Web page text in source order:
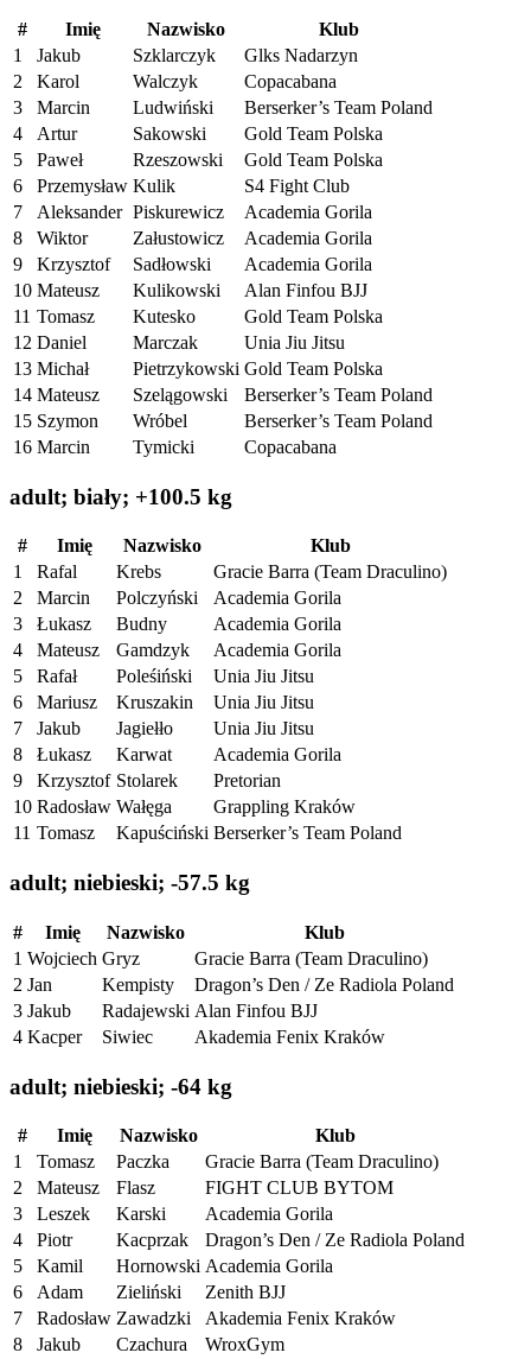
# Imię Nazwisko
Klub
1
Jakub Szklarczyk
Glks Nadarzyn
2
Karol Walczyk
Copacabana
3
Marcin Ludwiński
Berserker’s Team Poland
4
Artur Sakowski
Gold Team Polska
5
Paweł Rzeszowski
Gold Team Polska
6
Przemysław Kulik
S4 Fight Club
7
Aleksander Piskurewicz
Academia Gorila
8
Wiktor Załustowicz
Academia Gorila
9
Krzysztof Sadłowski
Academia Gorila
10 Mateusz Kulikowski
Alan Finfou BJJ
11 Tomasz Kutesko
Gold Team Polska
12 Daniel Marczak
Unia Jiu Jitsu
13 Michał Pietrzykowski Gold Team Polska
14 Mateusz Szelągowski
Berserker’s Team Poland
15 Szymon Wróbel
Berserker’s Team Poland
16 Marcin Tymicki Copacabana
adult; biały; +100.5 kg
# Imię Nazwisko
Klub
1
Rafal Krebs
Gracie Barra (Team Draculino)
2
Marcin Polczyński
Academia Gorila
3
Łukasz Budny
Academia Gorila
4
Mateusz Gamdzyk
Academia Gorila
5
Rafał Poleśiński
Unia Jiu Jitsu
6
Mariusz Kruszakin
Unia Jiu Jitsu
7
Jakub Jagiełło
Unia Jiu Jitsu
8
Łukasz Karwat
Academia Gorila
9
Krzysztof Stolarek
Pretorian
10 Radosław Wałęga
Grappling Kraków
11 Tomasz Kapuściński Berserker’s Team Poland
adult; niebieski; -57.5 kg
# Imię Nazwisko
Klub
1 Wojciech Gryz
Gracie Barra (Team Draculino)
2 Jan Kempisty
Dragon’s Den / Ze Radiola Poland
3 Jakub Radajewski Alan Finfou BJJ
4 Kacper Siwiec Akademia Fenix Kraków
adult; niebieski; -64 kg
# Imię Nazwisko
Klub
1
Tomasz Paczka
Gracie Barra (Team Draculino)
2
Mateusz Flasz
FIGHT CLUB BYTOM
3
Leszek Karski
Academia Gorila
4
Piotr Kacprzak
Dragon’s Den / Ze Radiola Poland
5
Kamil Hornowski Academia Gorila
6
Adam Zieliński
Zenith BJJ
7
Radosław Zawadzki
Akademia Fenix Kraków
8
Jakub Czachura
WroxGym